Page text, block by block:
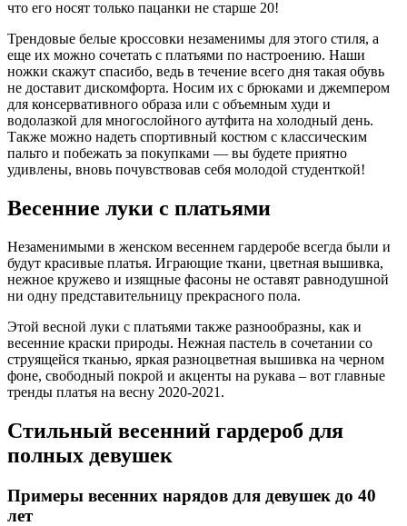
что его носят только пацанки не старше 20!
Трендовые белые кроссовки незаменимы для этого стиля, а
еще их можно сочетать с платьями по настроению. Наши
ножки скажут спасибо, ведь в течение всего дня такая обувь
не доставит дискомфорта. Носим их с брюками и джемпером
для консервативного образа или с объемным худи и
водолазкой для многослойного аутфита на холодный день.
Также можно надеть спортивный костюм с классическим
пальто и побежать за покупками — вы будете приятно
удивлены, вновь почувствовав себя молодой студенткой!
Весенние луки с платьями
Незаменимыми в женском весеннем гардеробе всегда были и
будут красивые платья. Играющие ткани, цветная вышивка,
нежное кружево и изящные фасоны не оставят равнодушной
ни одну представительницу прекрасного пола.
Этой весной луки с платьями также разнообразны, как и
весенние краски природы. Нежная пастель в сочетании со
струящейся тканью, яркая разноцветная вышивка на черном
фоне, свободный покрой и акценты на рукава – вот главные
тренды платья на весну 2020-2021.
Стильный весенний гардероб для
полных девушек
Примеры весенних нарядов для девушек до 40
лет